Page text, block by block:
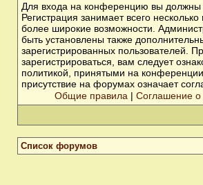
Для входа на конференцию вы должны
Регистрация занимает всего
более широкие возможности.
быть установлены также
зарегистрированных пользователей.
зарегистрироваться, вам следует
политикой, принятыми на
присутствие на форумах означает
Общие правила | Соглашение о
Список форумов